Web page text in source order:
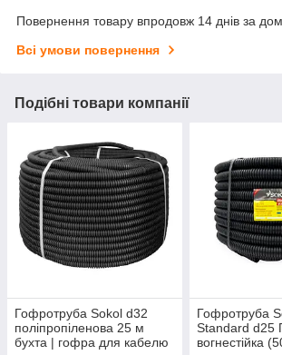
Повернення товару впродовж 14 днів за
Всі умови повернення
Подібні товари компанії
Гофротруба Sokol d32
поліпропіленова 25 м
бухта | гофра для кабелю
Гофротруба
Standard d25
вогнестійка